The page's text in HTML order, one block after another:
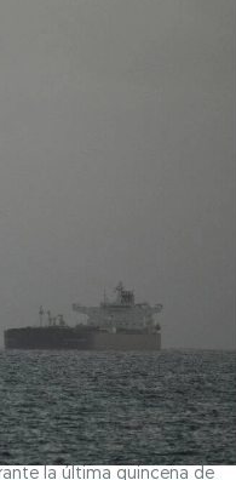
la última quincena de